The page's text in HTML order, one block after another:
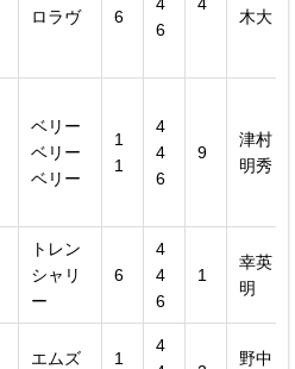
ロラヴ
6
6
木大
ベリー
ベリー
ベリー
1
1
4
4
6
9
津村
明秀
トレン
シャリ
ー
6
4
4
6
1
幸英
明
エムズ 1
4
野中